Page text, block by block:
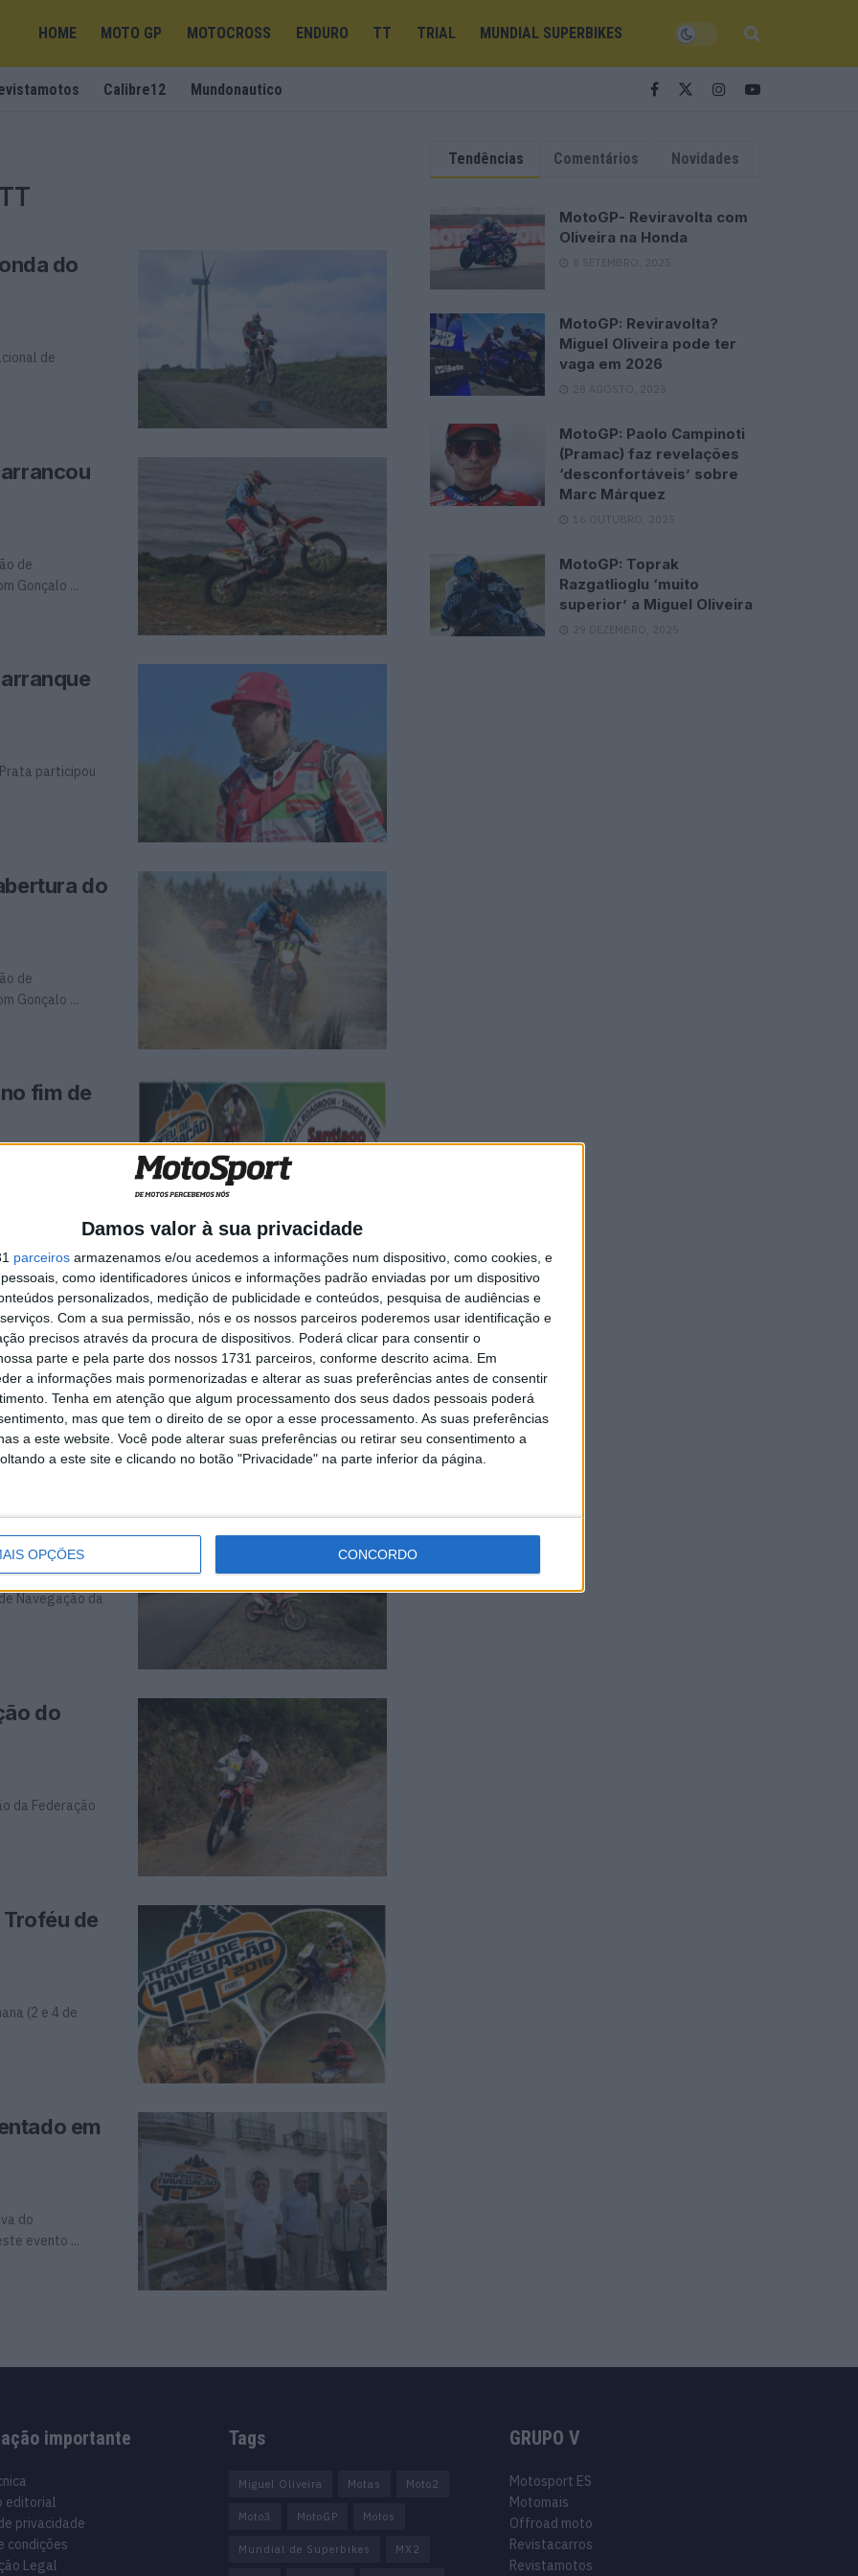
Damos valor à sua privacidade
parceiros armazenamos e/ou acedemos a informações num dispositivo, como cookies, e
como identificadores únicos e informações padrão enviadas por um dispositivo
personalizados, medição de publicidade e conteúdos, pesquisa de audiências e
Com a sua permissão, nós e os nossos parceiros poderemos usar identificação e
precisos através da procura de dispositivos. Poderá clicar para consentir o
parte e pela parte dos nossos 1731 parceiros, conforme descrito acima. Em
a informações mais pormenorizadas e alterar as suas preferências antes de consentir
Tenha em atenção que algum processamento dos seus dados pessoais poderá
mas que tem o direito de se opor a esse processamento. As suas preferências
a este website. Você pode alterar suas preferências ou retirar seu consentimento a
a este site e clicando no botão "Privacidade" na parte inferior da página.
OPÇÕES CONCORDO
HOME MOTO GP MOTOCROSS ENDURO TT TRIAL MUNDIAL SUPERBIKES
Calibre12 Mundonautico
do
de
de
Gonçalo ...
participou
do
de
Gonçalo ...
fim de
de semana e
em
da
os ...
ronda do
Navegação da
do
da Federação
de
(2 e 4 de
em
do
evento ...
Tendências Comentários Novidades
MotoGP- Reviravolta com
Oliveira na Honda
8 SETEMBRO, 2025
MotoGP: Reviravolta?
Miguel Oliveira pode ter
vaga em 2026
28 AGOSTO, 2025
MotoGP: Paolo Campinoti
(Pramac) faz revelações
‘desconfortáveis’ sobre
Marc Márquez
16 OUTUBRO, 2025
MotoGP: Toprak
Razgatlioglu ‘muito
superior’ a Miguel Oliveira
importante
editorial
privacidade
condições
Legal
Tags
Miguel Oliveira Motas Moto2
Moto3 MotoGP Motos
Mundial de Superbikes MX2
GRUPO V
Motosport ES
Motomais
Offroad moto
Revistacarros
Revistamotos